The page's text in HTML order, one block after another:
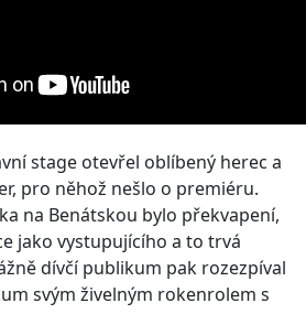
stage otevřel oblíbený herec a
pro něhož nešlo o premiéru.
na Benátskou bylo překvapení,
jako vystupujícího a to trvá
dívčí publikum pak rozezpíval
svým živelným rokenrolem s